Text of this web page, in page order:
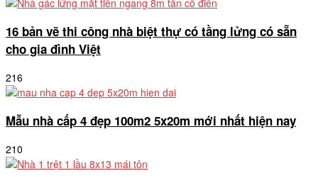
16 bản vẽ thi công nhà biệt thự có tầng lửng có sẵn
cho gia đình Việt
216
Mẫu nhà cấp 4 đẹp 100m2 5x20m mới nhất hiện nay
210